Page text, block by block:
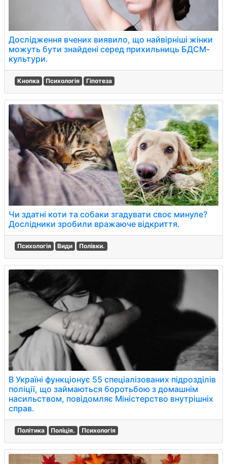
Дослідження вчених виявило, що найвірніші жінки
можуть бути знайдені серед прихильниць БДСМ-
культури.
Кнопка Психологія Гіпотеза
Чи здатні коти та собаки згадувати своє минуле?
Дослідники зробили вражаюче відкриття.
Психологія Види Полівки.
В Україні функціонує 55 спеціалізованих підрозділів
поліції, що займаються боротьбою з домашнім
насильством, повідомляє Міністерство внутрішніх
справ.
Політика Поліція. Психологія